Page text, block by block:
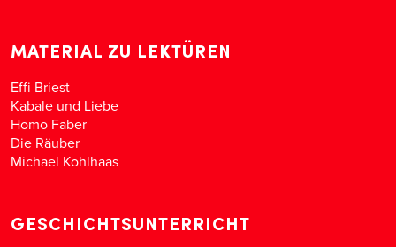
MATERIAL ZU LEKTÜREN
Effi Briest
Kabale und Liebe
Homo Faber
Die Räuber
Michael Kohlhaas
GESCHICHTSUNTERRICHT